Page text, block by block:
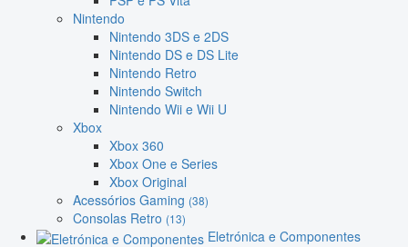
Nintendo
Nintendo 3DS e 2DS
Nintendo DS e DS Lite
Nintendo Retro
Nintendo Switch
Nintendo Wii e Wii U
Xbox
Xbox 360
Xbox One e Series
Xbox Original
Acessórios Gaming (38)
Consolas Retro (13)
Eletrónica e Componentes